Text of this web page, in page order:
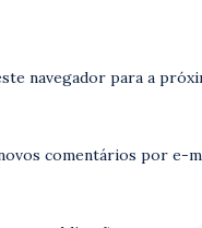
navegador para a
comentários por e-